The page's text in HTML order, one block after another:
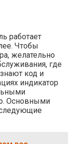
работает
Чтобы
желательно
где
код и
индикатор
Основными